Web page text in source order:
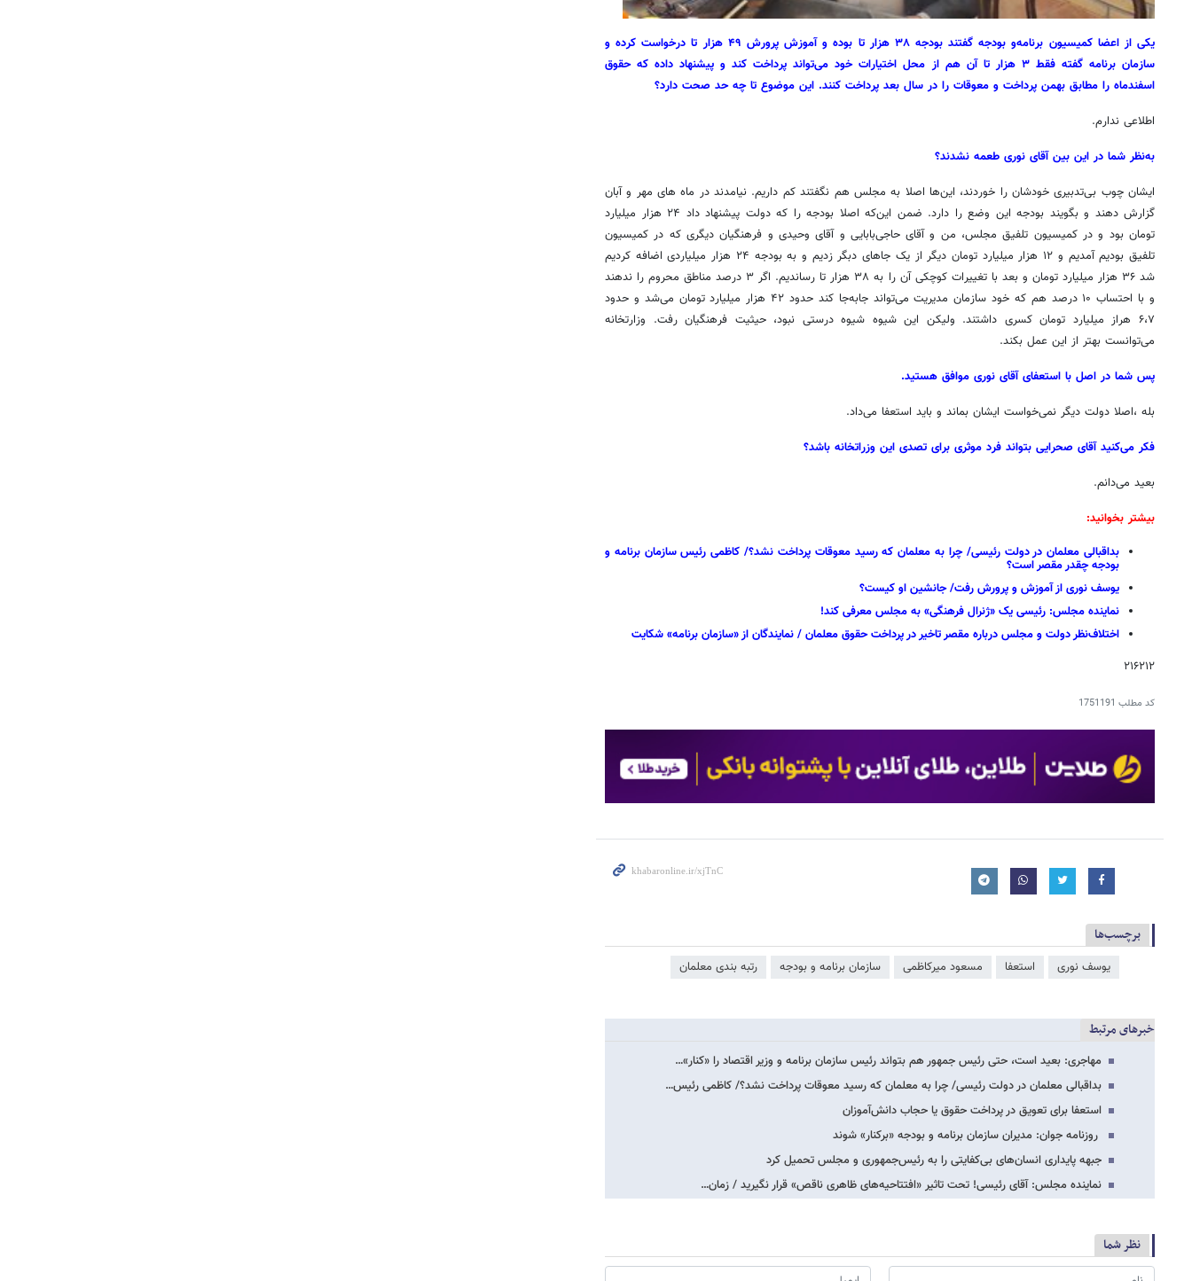
یکی از اعضا کمیسیون برنامه‌و بودجه گفتند بودجه ۳۸ هزار تا بوده و آموزش پرورش ۴۹ هزار تا درخواست کرده و
سازمان برنامه گفته فقط ۳ هزار تا آن هم از محل اختیارات خود می‌تواند پرداخت کند و پیشنهاد داده که حقوق
اسفندماه را مطابق بهمن پرداخت و معوقات را در سال بعد پرداخت کنند. این موضوع تا چه حد صحت دارد؟
اطلاعی ندارم.
به‌نظر شما در این بین آقای نوری طعمه نشدند؟
ایشان چوب بی‌تدبیری خودشان را خوردند، این‌ها اصلا به مجلس هم نگفتند کم داریم. نیامدند در ماه های مهر و آبان
گزارش دهند و بگویند بودجه این وضع را دارد. ضمن این‌که اصلا بودجه را که دولت پیشنهاد داد ۲۴ هزار میلیارد
تومان بود و در کمیسیون تلفیق مجلس، من و آقای حاجی‌بابایی و آقای وحیدی و فرهنگیان دیگری که در کمیسیون
تلفیق بودیم آمدیم و ۱۲ هزار میلیارد تومان دیگر از یک جاهای دبگر زدیم و به بودجه ۲۴ هزار میلیاردی اضافه کردیم
شد ۳۶ هزار میلیارد تومان و بعد با تغییرات کوچکی آن را به ۳۸ هزار تا رساندیم. اگر ۳ درصد مناطق محروم را ندهند
و با احتساب ۱۰ درصد هم که خود سازمان مدیریت می‌تواند جابه‌جا کند حدود ۴۲ هزار میلیارد تومان می‌شد و حدود
۶،۷ هراز میلیارد تومان کسری داشتند. ولیکن این شیوه شیوه درستی نبود، حیثیت فرهنگیان رفت. وزارتخانه
می‌توانست بهتر از این عمل بکند.
پس شما در اصل با استعفای آقای نوری موافق هستید.
بله ،اصلا دولت دیگر نمی‌خواست ایشان بماند و باید استعفا می‌داد.
فکر می‌کنید آقای صحرایی بتواند فرد موثری برای تصدی این وزراتخانه باشد؟
بعید می‌دانم.
بیشتر بخوانید:
بداقبالی معلمان در دولت رئیسی/ چرا به معلمان که رسید معوقات پرداخت نشد؟/ کاظمی رئیس سازمان برنامه و
بودجه چقدر مقصر است؟
یوسف نوری از آموزش و پرورش رفت/ جانشین او کیست؟
نماینده مجلس: رئیسی یک «ژنرال فرهنگی» به مجلس معرفی کند!
اختلاف‌نظر دولت و مجلس درباره مقصر تاخیر در پرداخت حقوق معلمان / نمایندگان از «سازمان برنامه» شکایت
۲۱۶۲۱۲
کد مطلب 1751191
برچسب‌ها
یوسف نوری استعفا مسعود میرکاظمی سازمان برنامه و بودجه رتبه بندی معلمان
خبرهای مرتبط
مهاجری: بعید است، حتی رئیس جمهور هم بتواند رئیس سازمان برنامه و وزیر اقتصاد را «کنار»…
بداقبالی معلمان در دولت رئیسی/ چرا به معلمان که رسید معوقات پرداخت نشد؟/ کاظمی رئیس…
استعفا برای تعویق در پرداخت حقوق یا حجاب دانش‌آموزان
روزنامه جوان: مدیران سازمان برنامه و بودجه «برکنار» شوند
جبهه پایداری انسان‌های بی‌کفایتی را به رئیس‌جمهوری و مجلس تحمیل کرد
نماینده مجلس: آقای رئیسی! تحت تاثیر «افتتاحیه‌های ظاهری ناقص» قرار نگیرید / زمان…
نظر شما